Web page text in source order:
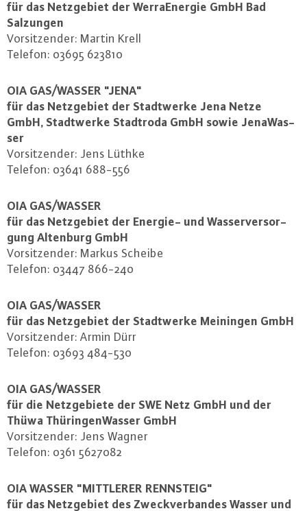
für das Netz­ge­biet der Wer­ra­Ener­gie GmbH Bad
Salzungen
Vor­sit­zen­der: Martin Krell
Telefon: 03695 623810
OIA GAS/WASSER "JENA"
für das Netz­ge­biet der Stadt­wer­ke Jena Netze
GmbH, Stadt­wer­ke Stadtroda GmbH sowie Je­na­Was­
ser
Vor­sit­zen­der: Jens Lüthke
Telefon: 03641 688-556
OIA GAS/WASSER
für das Netz­ge­biet der Energie- und Was­ser­ver­sor­
gung Altenburg GmbH
Vor­sit­zen­der: Markus Scheibe
Telefon: 03447 866-240
OIA GAS/WASSER
für das Netz­ge­biet der Stadt­wer­ke Meiningen GmbH
Vor­sit­zen­der: Armin Dürr
Telefon: 03693 484-530
OIA GAS/WASSER
für die Netz­ge­bie­te der SWE Netz GmbH und der
Thüwa Thü­rin­gen­Was­ser GmbH
Vor­sit­zen­der: Jens Wagner
Telefon: 0361 5627082
OIA WASSER "MITTLERER RENNSTEIG"
für das Netz­ge­biet des Zweck­ver­ban­des Wasser und